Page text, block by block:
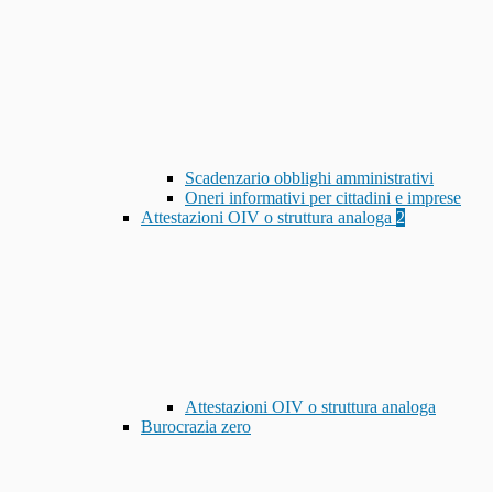
Scadenzario obblighi amministrativi
Oneri informativi per cittadini e imprese
Attestazioni OIV o struttura analoga 2
Attestazioni OIV o struttura analoga
Burocrazia zero